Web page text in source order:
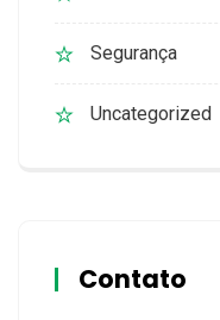
Segurança
Uncategorized
Contato